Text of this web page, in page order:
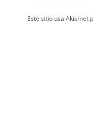
Este sitio usa Akismet